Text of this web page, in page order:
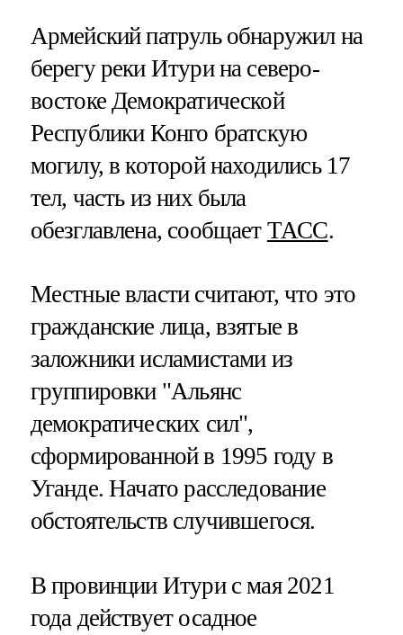
Армейский патруль обнаружил на
берегу реки Итури на северо-
востоке Демократической
Республики Конго братскую
могилу, в которой находились 17
тел, часть из них была
обезглавлена, сообщает ТАСС.
Местные власти считают, что это
гражданские лица, взятые в
заложники исламистами из
группировки "Альянс
демократических сил",
сформированной в 1995 году в
Уганде. Начато расследование
обстоятельств случившегося.
В провинции Итури с мая 2021
года действует осадное